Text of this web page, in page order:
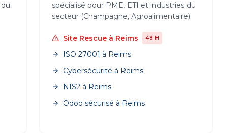
spécialisé pour PME, ETI et industries du
secteur (Champagne, Agroalimentaire).
Site Rescue à Reims 48 H
ISO 27001 à Reims
Cybersécurité à Reims
NIS2 à Reims
Odoo sécurisé à Reims